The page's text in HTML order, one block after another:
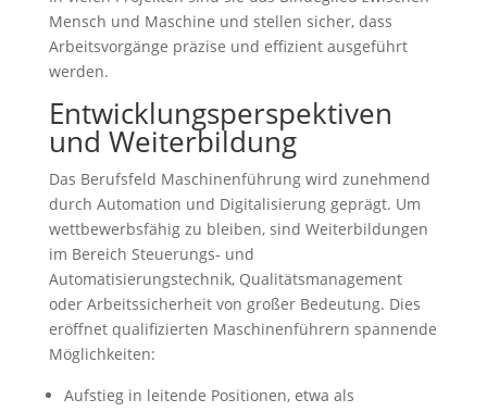
Mensch und Maschine und stellen sicher, dass
Arbeitsvorgänge präzise und effizient ausgeführt
werden.
Entwicklungsperspektiven
und Weiterbildung
Das Berufsfeld Maschinenführung wird zunehmend
durch Automation und Digitalisierung geprägt. Um
wettbewerbsfähig zu bleiben, sind Weiterbildungen
im Bereich Steuerungs- und
Automatisierungstechnik, Qualitätsmanagement
oder Arbeitssicherheit von großer Bedeutung. Dies
eröffnet qualifizierten Maschinenführern spannende
Möglichkeiten:
Aufstieg in leitende Positionen, etwa als